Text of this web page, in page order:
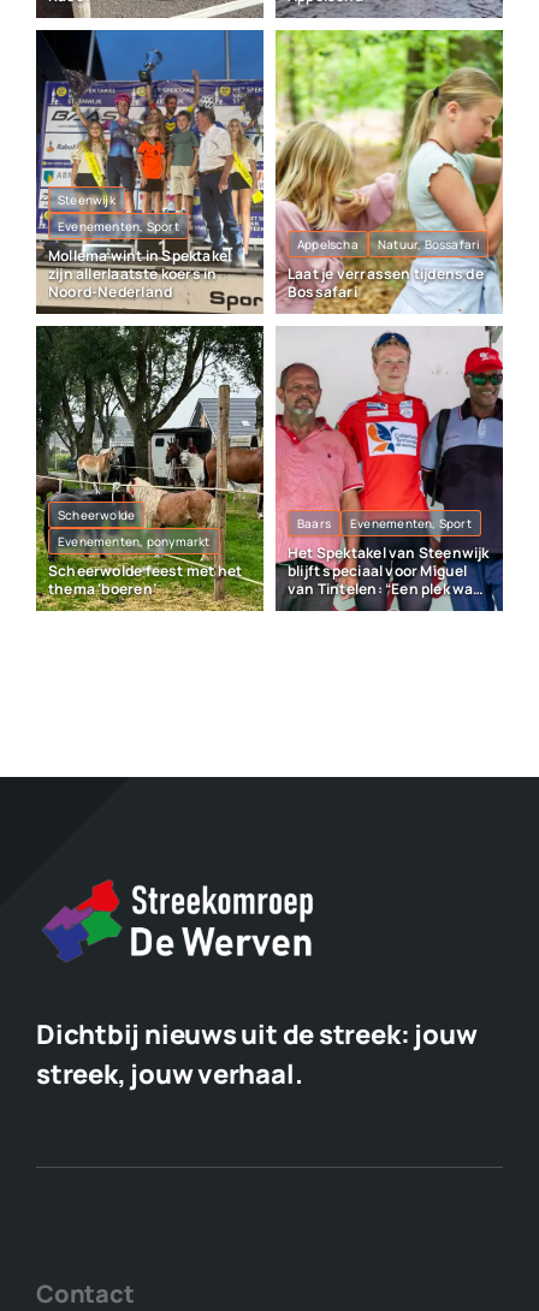
Steenwijk
Evenementen, Sport
Mollema wint in Spektakel
zijn allerlaatste koers in
Noord-Nederland
Appelscha Natuur, Bossafari
Laat je verrassen tijdens de
Bossafari
Scheerwolde
Evenementen, ponymarkt
Scheerwolde feest met het
thema ‘boeren’
Baars Evenementen, Sport
Het Spektakel van Steenwijk
blijft speciaal voor Miguel
van Tintelen: “Een plek waar
veel herinneringen liggen”
Dichtbij nieuws uit de streek: jouw
streek, jouw verhaal.
Contact